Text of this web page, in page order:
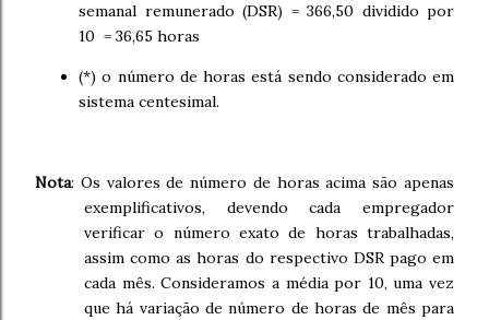
semanal remunerado (DSR) = 366,50 dividido por
10 = 36,65 horas
(*) o número de horas está sendo considerado em
sistema centesimal.
Nota: Os valores de número de horas acima são apenas
exemplificativos, devendo cada empregador
verificar o número exato de horas trabalhadas,
assim como as horas do respectivo DSR pago em
cada mês. Consideramos a média por 10, uma vez
que há variação de número de horas de mês para